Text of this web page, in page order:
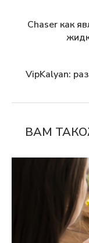
Chaser как
VipKalyan:
ВАМ